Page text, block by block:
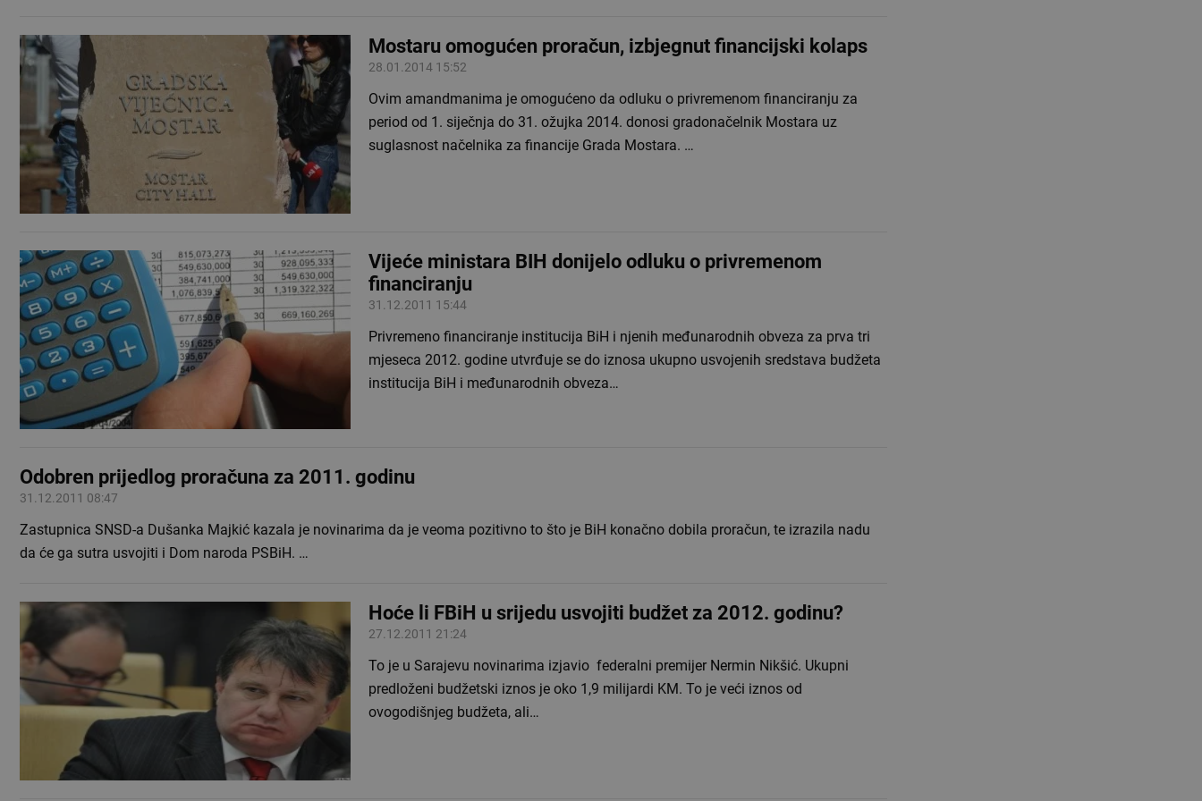
Mostaru omogućen proračun, izbjegnut financijski kolaps
28.01.2014 15:52
Ovim amandmanima je omogućeno da odluku o privremenom financiranju za
period od 1. siječnja do 31. ožujka 2014. donosi gradonačelnik Mostara uz
suglasnost načelnika za financije Grada Mostara. …
Vijeće ministara BIH donijelo odluku o privremenom
financiranju
31.12.2011 15:44
Privremeno financiranje institucija BiH i njenih međunarodnih obveza za prva tri
mjeseca 2012. godine utvrđuje se do iznosa ukupno usvojenih sredstava budžeta
institucija BiH i međunarodnih obveza…
Odobren prijedlog proračuna za 2011. godinu
31.12.2011 08:47
Zastupnica SNSD-a Dušanka Majkić kazala je novinarima da je veoma pozitivno to što je BiH konačno dobila proračun, te izrazila nadu
da će ga sutra usvojiti i Dom naroda PSBiH. …
Hoće li FBiH u srijedu usvojiti budžet za 2012. godinu?
27.12.2011 21:24
To je u Sarajevu novinarima izjavio federalni premijer Nermin Nikšić. Ukupni
predloženi budžetski iznos je oko 1,9 milijardi KM. To je veći iznos od
ovogodišnjeg budžeta, ali…